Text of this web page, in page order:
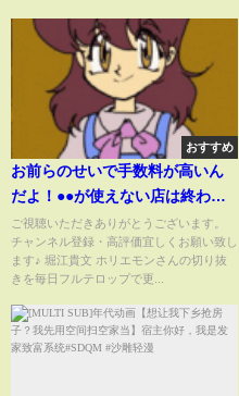
おすすめ
お前らのせいで手数料が高いん
だよ！●●が使えない店は終わっ
てる 【 ホリエモン スマホ クレ
カ クレジットカード 飲食店 餃子
】
ご視聴いただきありがとうございます。
チャンネル登録・高評価宜しくお願い致し
ます♪ 堀江貴文 ホリエモンさんの切り抜
きを毎日フルテロップで更...